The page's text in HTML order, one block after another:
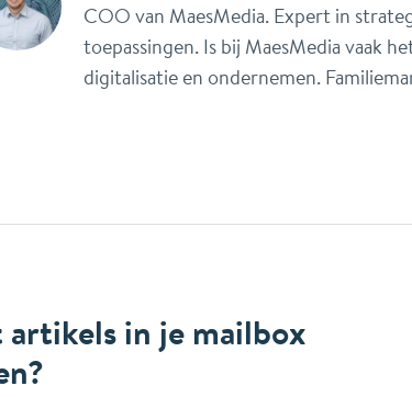
COO van MaesMedia. Expert in
toepassingen. Is bij MaesMedia vaak
digitalisatie en ondernemen.
in je mailbox